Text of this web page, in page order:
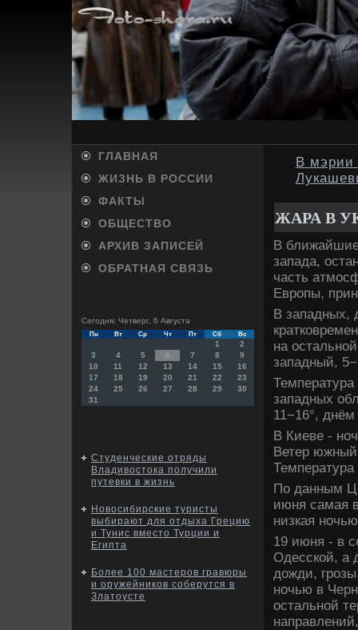
ГЛАВНАЯ
ЖИЗНЬ В РОССИИ
ФАКТЫ
ОБЩЕСТВО
АРХИВ ЗАПИСЕЙ
ОБРАТНАЯ СВЯЗЬ
Сегодня: Четверг, 6 Августа
Пн Вт Ср Чт Пт Сб Вс
1
2
3
4 5 6 7 8
9
10
11 12 13 14 15
16
17
18 19 20 21 22
23
24
25 26 27 28 29
30
31
Студенческие отряды
Владивостока получили
путевки в жизнь
Новосибирские туристы
выбирают для отдыха Грецию
и Тунис вместо Турции и
Египта
Более 100 мастеров гравюры
и оружейников соберутся в
Златоусте
В мэрии
ЖАРА В
В ближайшие
запада,
часть
Европы,
В западных,
на
западный,
западных
11−16°,
В Киеве -
Ветер
По данным
июня самая
низкая
19 июня - в
Одесской, а
дοжди,
ночью в
остальной